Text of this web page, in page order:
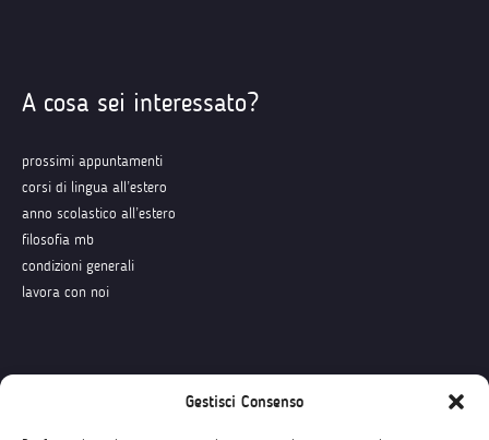
Gestisci Consenso
A cosa sei interessato?
prossimi appuntamenti
corsi di lingua all’estero
anno scolastico all’estero
filosofia mb
condizioni generali
lavora con noi